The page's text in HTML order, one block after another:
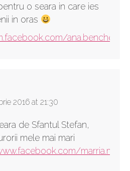
o seara in care ies
in oras
ana.benchea
2016 at 21:30
de Sfantul Stefan,
mele mai mari